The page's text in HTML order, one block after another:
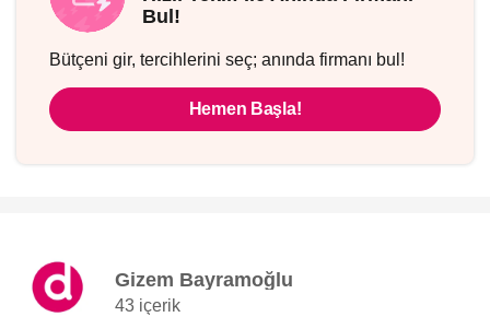
Bul!
Bütçeni gir, tercihlerini seç; anında firmanı bul!
Hemen Başla!
Gizem Bayramoğlu
43 içerik